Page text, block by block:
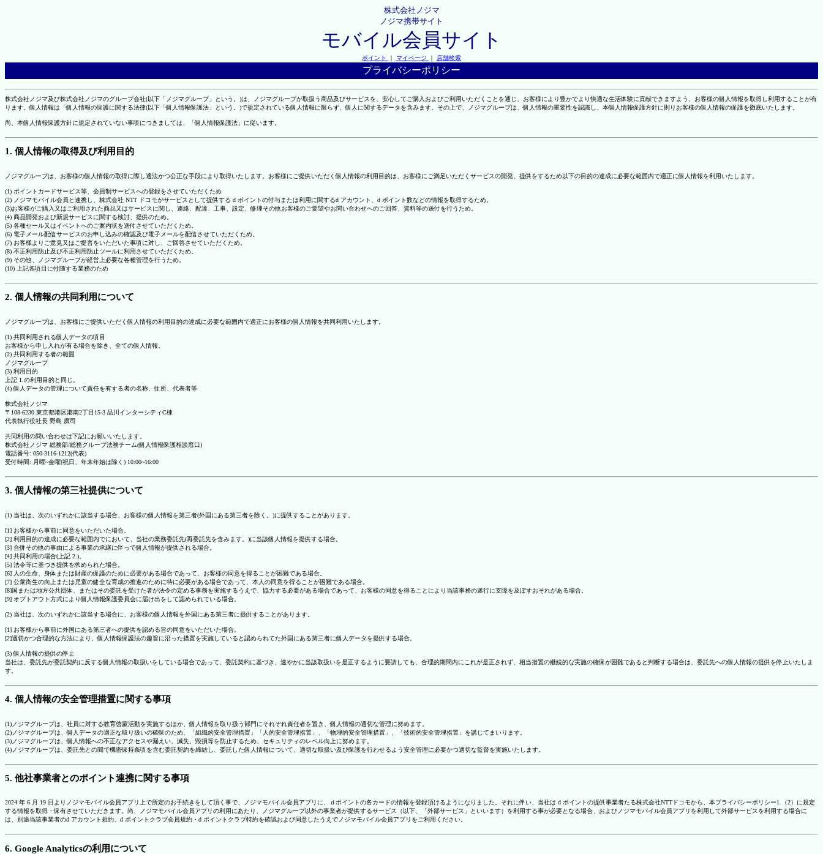
株式会社ノジマ
ノジマ携帯サイト
モバイル会員サイト
ポイント ｜ マイページ ｜ 店舗検索
プライバシーポリシー
株式会社ノジマ及び株式会社ノジマのグループ会社(以下「ノジマグループ」という。)は、ノジマグループが取扱う商品及びサービスを、安心してご購入およびご利用いただくことを通じ、お客様により豊かでより快適な生活体験に貢献できますよう、お客様の個人情報を取得し利用することが有
ります。個人情報は「個人情報の保護に関する法律(以下「個人情報保護法」という。)で規定されている個人情報に限らず、個人に関するデータを含みます。その上で、ノジマグループは、個人情報の重要性を認識し、本個人情報保護方針に則りお客様の個人情報の保護を徹底いたします。
尚、本個人情報保護方針に規定されていない事項につきましては、「個人情報保護法」に従います。
1. 個人情報の取得及び利用目的
ノジマグループは、お客様の個人情報の取得に際し適法かつ公正な手段により取得いたします。お客様にご提供いただく個人情報の利用目的は、お客様にご満足いただくサービスの開発、提供をするため以下の目的の達成に必要な範囲内で適正に個人情報を利用いたします。
(1) ポイントカードサービス等、会員制サービスへの登録をさせていただくため
(2) ノジマモバイル会員と連携し、株式会社 NTT ドコモがサービスとして提供する d ポイントの付与または利用に関するd アカウント、d ポイント数などの情報を取得するため。
(3)お客様がご購入又はご利用された商品又はサービスに関し、連絡、配達、工事、設定、修理その他お客様のご要望やお問い合わせへのご回答、資料等の送付を行うため。
(4) 商品開発および新規サービスに関する検討、提供のため。
(5) 各種セール又はイベントへのご案内状を送付させていただくため。
(6) 電子メール配信サービスのお申し込みの確認及び電子メールを配信させていただくため。
(7) お客様よりご意見又はご提言をいただいた事項に対し、ご回答させていただくため。
(8) 不正利用防止及び不正利用防止ツールに利用させていただくため。
(9) その他、ノジマグループが経営上必要な各種管理を行うため。
(10) 上記各項目に付随する業務のため
2. 個人情報の共同利用について
ノジマグループは、お客様にご提供いただく個人情報の利用目的の達成に必要な範囲内で適正にお客様の個人情報を共同利用いたします。
(1) 共同利用される個人データの項目
お客様から申し入れが有る場合を除き、全ての個人情報。
(2) 共同利用する者の範囲
ノジマグループ
(3) 利用目的
上記 1.の利用目的と同じ。
(4) 個人データの管理について責任を有する者の名称、住所、代表者等
株式会社ノジマ
〒108-6230 東京都港区港南2丁目15-3 品川インターシティC棟
代表執行役社長 野島 廣司
共同利用の問い合わせは下記にお願いいたします。
株式会社ノジマ 総務部/総務グループ法務チーム(個人情報保護相談窓口)
電話番号: 050-3116-1212(代表)
受付時間: 月曜~金曜(祝日、年末年始は除く) 10:00~16:00
3. 個人情報の第三社提供について
(1) 当社は、次のいずれかに該当する場合、お客様の個人情報を第三者(外国にある第三者を除く。)に提供することがあります。
[1] お客様から事前に同意をいただいた場合。
[2] 利用目的の達成に必要な範囲内でにおいて、当社の業務委託先(再委託先を含みます。)に当該個人情報を提供する場合。
[3] 合併その他の事由による事業の承継に伴って個人情報が提供される場合。
[4] 共同利用の場合(上記 2.)。
[5] 法令等に基づき提供を求められた場合。
[6] 人の生命、身体または財産の保護のために必要がある場合であって、お客様の同意を得ることが困難である場合。
[7] 公衆衛生の向上または児童の健全な育成の推進のために特に必要がある場合であって、本人の同意を得ることが困難である場合。
[8]国または地方公共団体、またはその委託を受けた者が法令の定める事務を実施するうえで、協力する必要がある場合であって、お客様の同意を得ることにより当該事務の遂行に支障を及ぼすおそれがある場合。
[9] オプトアウト方式により個人情報保護委員会に届け出をして認められている場合。
(2) 当社は、次のいずれかに該当する場合に、お客様の個人情報を外国にある第三者に提供することがあります。
[1] お客様から事前に外国にある第三者への提供を認める旨の同意をいただいた場合。
[2]適切かつ合理的な方法により、個人情報保護法の趣旨に沿った措置を実施していると認められてた外国にある第三者に個人データを提供する場合。
(3) 個人情報の提供の停止
当社は、委託先が委託契約に反する個人情報の取扱いをしている場合であって、委託契約に基づき、速やかに当該取扱いを是正するように要請しても、合理的期間内にこれが是正されず、相当措置の継続的な実施の確保が困難であると判断する場合は、委託先への個人情報の提供を停止いたしま
す。
4. 個人情報の安全管理措置に関する事項
(1)ノジマグループは、社員に対する教育啓蒙活動を実施するほか、個人情報を取り扱う部門にそれぞれ責任者を置き、個人情報の適切な管理に努めます。
(2)ノジマグループは、個人データの適正な取り扱いの確保のため、「組織的安全管理措置」「人的安全管理措置」、「物理的安全管理措置」、「技術的安全管理措置」を講じてまいります。
(3)ノジマグループは、個人情報への不正なアクセスや漏えい、滅失、毀損等を防止するため、セキュリティのレベル向上に努めます。
(4)ノジマグループは、委託先との間で機密保持条項を含む委託契約を締結し、委託した個人情報について、適切な取扱い及び保護を行わせるよう安全管理に必要かつ適切な監督を実施いたします。
5. 他社事業者とのポイント連携に関する事項
2024 年 6 月 19 日よりノジマモバイル会員アプリ上で所定のお手続きをして頂く事で、ノジマモバイル会員アプリに、ｄポイントの各カードの情報を登録頂けるようになりました。それに伴い、当社は d ポイントの提供事業者たる株式会社NTTドコモから、本プライバシーポリシー1.（2）に規定
する情報を取得・保有させていただきます。尚、ノジマモバイル会員アプリの利用にあたり、ノジマグループ以外の事業者が提供するサービス（以下、「外部サービス」といいます）を利用する事が必要となる場合、およびノジマモバイル会員アプリを利用して外部サービスを利用する場合に
は、別途当該事業者のd アカウント規約、d ポイントクラブ会員規約・d ポイントクラブ特約を確認および同意したうえでノジマモバイル会員アプリをご利用ください。
6. Google Analyticsの利用について